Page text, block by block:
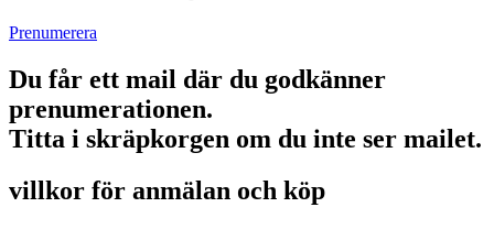
Prenumerera
Du får ett mail där du godkänner
prenumerationen.
Titta i skräpkorgen om du inte ser mailet.
villkor för anmälan och köp